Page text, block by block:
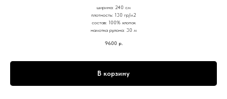
ширина: 240 см
плотность: 130 гр/м2
состав: 100% хлопок
намотка рулона: 30 м
9600 р.
В корзину